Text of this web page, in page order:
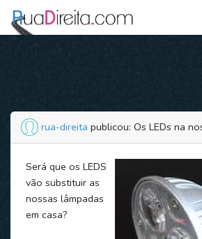
rua-direita publicou: Os LEDs na
Será que os LEDS
vão substituir as
nossas lâmpadas
em casa?